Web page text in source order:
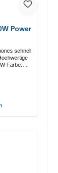
Power
schnell